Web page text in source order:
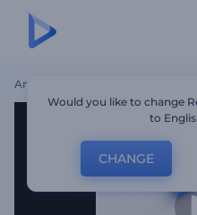
Ana Sayfa
Would you like to change
to
CHANGE